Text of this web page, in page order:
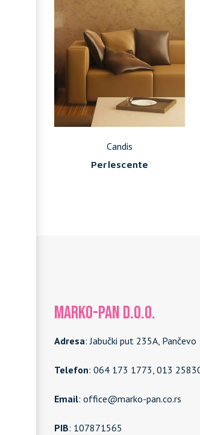
Candis
Perlescente
MARKO-PAN d.o.o.
Adresa: Jabučki put 235A, Pančevo
Telefon: 064 173 1773, 013
Email: office@marko-pan.co.rs
PIB: 107871565